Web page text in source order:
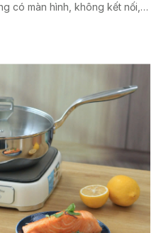
có màn hình, không kết nối,